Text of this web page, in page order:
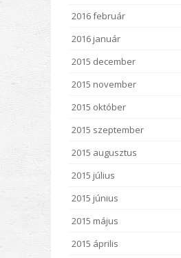
2016 február
2016 január
2015 december
2015 november
2015 október
2015 szeptember
2015 augusztus
2015 július
2015 június
2015 május
2015 április